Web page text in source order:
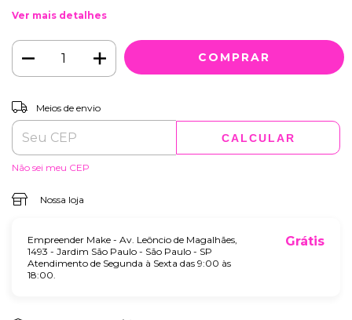
Ver mais detalhes
Entregas para o CEP:
Meios de envio
CALCULAR
Não sei meu CEP
Nossa loja
Empreender Make - Av. Leôncio de Magalhães,
1493 - Jardim São Paulo - São Paulo - SP
Atendimento de Segunda à Sexta das 9:00 às
18:00.
Grátis